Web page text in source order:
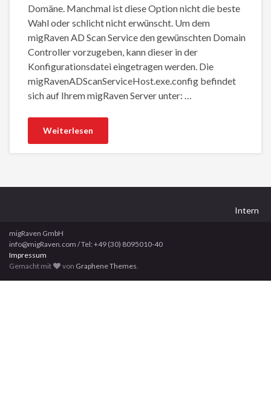
Domäne. Manchmal ist diese Option nicht die beste
Wahl oder schlicht nicht erwünscht. Um dem
migRaven AD Scan Service den gewünschten Domain
Controller vorzugeben, kann dieser in der
Konfigurationsdatei eingetragen werden. Die
migRavenADScanServiceHost.exe.config befindet
sich auf Ihrem migRaven Server unter: …
Weiterlesen
Intern
migRaven GmbH
info@migRaven.com / Tel: +49 (30) 8095010-40
Impressum
Gemacht mit
von Graphene Themes